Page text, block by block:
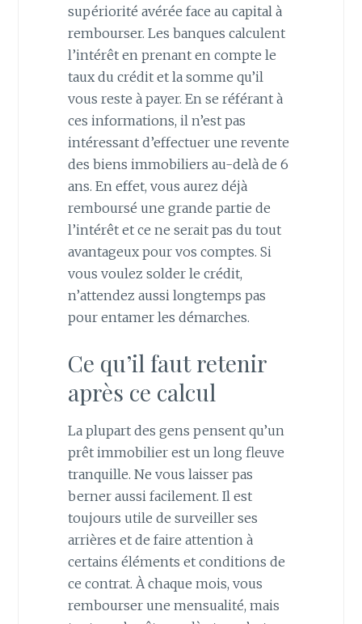
supériorité avérée face au capital à
rembourser. Les banques calculent
l’intérêt en prenant en compte le
taux du crédit et la somme qu’il
vous reste à payer. En se référant à
ces informations, il n’est pas
intéressant d’effectuer une revente
des biens immobiliers au-delà de 6
ans. En effet, vous aurez déjà
remboursé une grande partie de
l’intérêt et ce ne serait pas du tout
avantageux pour vos comptes. Si
vous voulez solder le crédit,
n’attendez aussi longtemps pas
pour entamer les démarches.
Ce qu’il faut retenir
après ce calcul
La plupart des gens pensent qu’un
prêt immobilier est un long fleuve
tranquille. Ne vous laisser pas
berner aussi facilement. Il est
toujours utile de surveiller ses
arrières et de faire attention à
certains éléments et conditions de
ce contrat. À chaque mois, vous
rembourser une mensualité, mais